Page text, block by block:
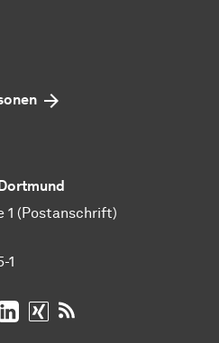
1 (Postanschrift)
1
Facebook
auf TikTokauf BlueSky
Dortmund auf YouTube
TU Dortmund auf LinkedIn
TU Dortmund auf XING